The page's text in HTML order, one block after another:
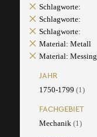
Schlagworte:
Schlagworte:
Schlagworte:
Material: Metall
Material: Messing
JAHR
1750-1799 (1)
FACHGEBIET
Mechanik (1)